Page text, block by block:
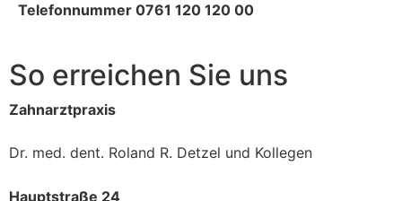
Telefonnummer 0761 120 120 00
So erreichen Sie uns
Zahnarztpraxis
Dr. med. dent. Roland R. Detzel und Kollegen
Hauptstraße 24